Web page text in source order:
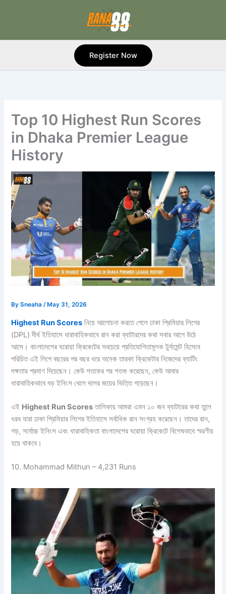
Register Now
Top 10 Highest Run Scores
in Dhaka Premier League
History
BySneaha/ May 31, 2026
Highest Run Scores নিয়ে আলোচনা করতে গেলে ঢাকা প্রিমিয়ার লিগের
(DPL) দীর্ঘ ইতিহাসে ধারাবাহিকভাবে রান করা ব্যাটারদের কথা সবার আগে উঠে
আসে। বাংলাদেশের ঘরোয়া ক্রিকেটের সবচেয়ে প্রতিযোগিতামূলক টুর্নামেন্ট হিসেবে
পরিচিত এই লিগে বছরের পর বছর ধরে অনেক তারকা ক্রিকেটার নিজেদের ব্যাটিং
দক্ষতার প্রমাণ দিয়েছেন। কেউ শতকের পর শতক করেছেন, কেউ আবার
ধারাবাহিকভাবে বড় ইনিংস খেলে দলের জয়ের ভিত্তি গড়েছেন।
এই Highest Run Scoresতালিকায় আমরা এমন ১০ জন ব্যাটারের কথা তুলে
ধরব যারা ঢাকা প্রিমিয়ার লিগের ইতিহাসে সর্বাধিক রান সংগ্রহ করেছেন। তাদের রান,
গড়, সর্বোচ্চ ইনিংস এবং ধারাবাহিকতা বাংলাদেশের ঘরোয়া ক্রিকেটে বিশেষভাবে স্মরণীয়
হয়ে থাকবে।
10. Mohammad Mithun – 4,231 Runs